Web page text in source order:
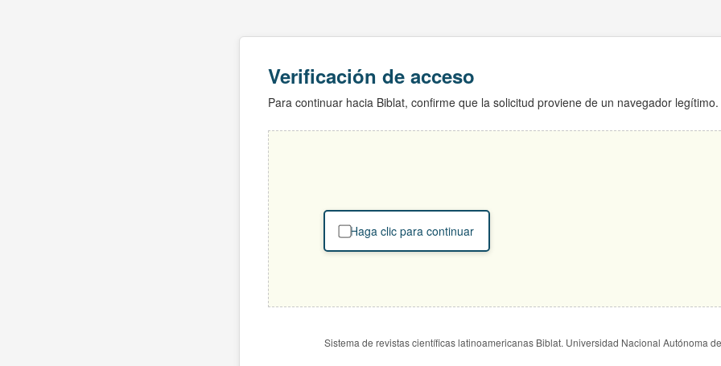
Verificación de acceso
Para continuar hacia Biblat, confirme que la solicitud proviene de un navegador legítimo.
Haga clic para continuar
Sistema de revistas científicas latinoamericanas Biblat. Universidad Nacional Autónoma